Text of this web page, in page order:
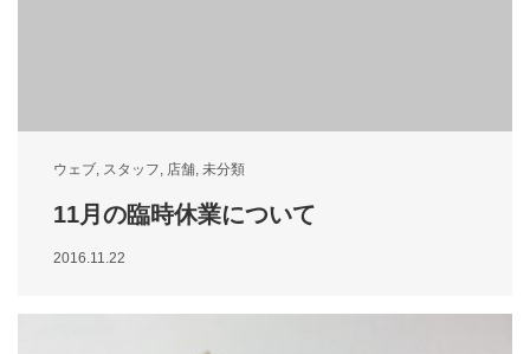
ウェブ, スタッフ, 店舗, 未分類
11月の臨時休業について
2016.11.22